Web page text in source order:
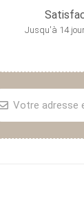
Jusqu'à 14